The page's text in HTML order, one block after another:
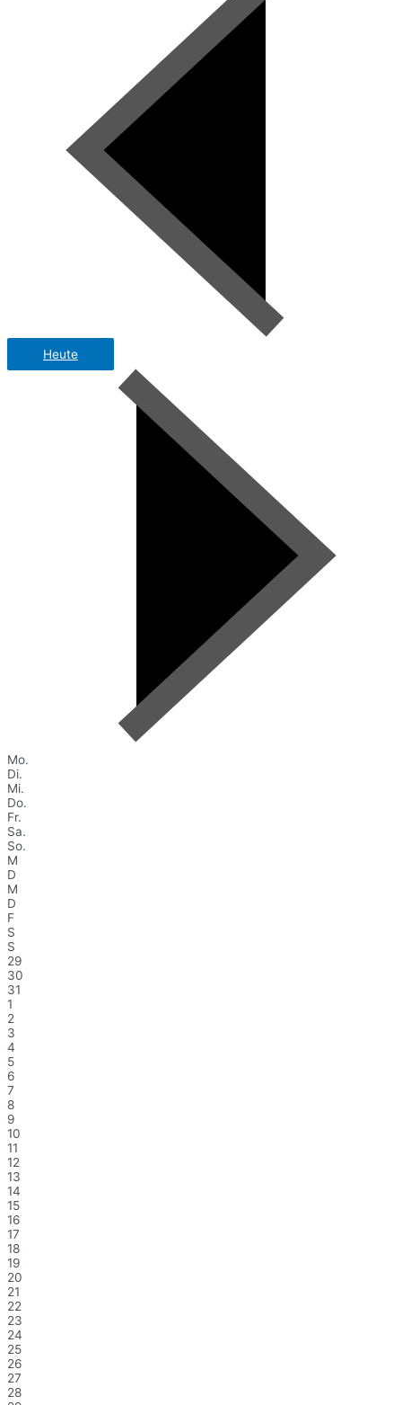
Heute
Mo.
Di.
Mi.
Do.
Fr.
Sa.
So.
M
D
M
D
F
S
S
29
30
31
1
2
3
4
5
6
7
8
9
10
11
12
13
14
15
16
17
18
19
20
21
22
23
24
25
26
27
28